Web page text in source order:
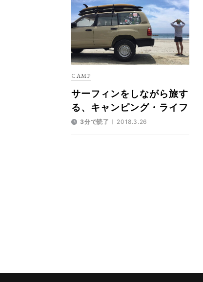
CAMP
サーフィンをしながら旅す
る、キャンピング・ライフ
3分で読了 2018.3.26